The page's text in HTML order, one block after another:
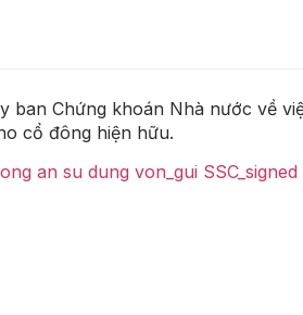
ban Chứng khoán Nhà nước về
cổ đông hiện hữu.
an su dung von_gui SSC_signed